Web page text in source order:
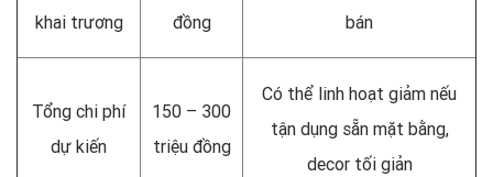
khai trương
đồng
bán
Tổng chi phí
dự kiến
150 – 300
triệu đồng
Có thể linh hoạt giảm nếu
tận dụng sẵn mặt bằng,
decor tối giản